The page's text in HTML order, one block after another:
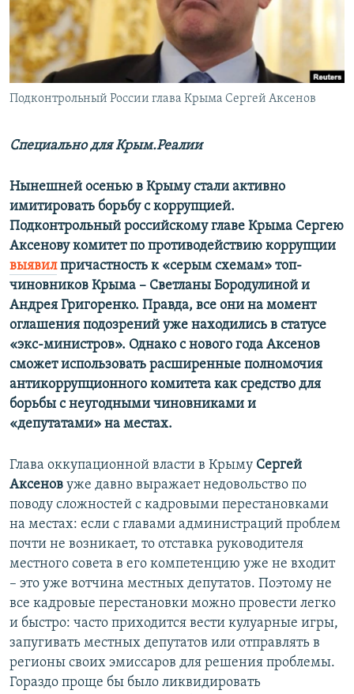
ПОБЕДИТЕЛЕЙ НЕ СУДЯТ?
КРЫМ.НЕПОКОРЕННЫЙ
ELIFBE
УКРАИНСКАЯ ПРОБЛЕМА КРЫМА
ПРИСОЕДИНЯЙТЕСЬ!
Подконтрольный России глава Крыма Сергей Аксенов
Специально для Крым.Реалии
Нынешней осенью в Крыму стали активно
имитировать борьбу с коррупцией.
Подконтрольный российскому главе Крыма Сергею
Аксенову комитет по противодействию коррупции
выявилпричастность к «серым схемам» топ-
чиновников Крыма – Светланы Бородулиной и
Андрея Григоренко. Правда, все они на момент
оглашения подозрений уже находились в статусе
«экс-министров». Однако с нового года Аксенов
сможет использовать расширенные полномочия
антикоррупционного комитета как средство для
борьбы с неугодными чиновниками и
«депутатами» на местах.
Глава оккупационной власти в Крыму Сергей
Аксенов уже давно выражает недовольство по
поводу сложностей с кадровыми перестановками
на местах: если с главами администраций проблем
почти не возникает, то отставка руководителя
местного совета в его компетенцию уже не входит
– это уже вотчина местных депутатов. Поэтому не
все кадровые перестановки можно провести легко
и быстро: часто приходится вести кулуарные игры,
запугивать местных депутатов или отправлять в
регионы своих эмиссаров для решения проблемы.
Гораздо проще бы было ликвидировать